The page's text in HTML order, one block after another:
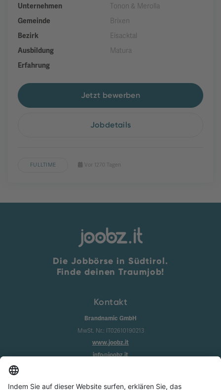
Unternehmen
Tonon & Merolla
Gemeinde
Brixen
Bezirk
Eisacktal
Ausbildung
Matura
Erfahrung
Jetzt bewerben
Jobdetails
FULLTIME Vor 1270 Tagen
Die Jobbörse in Südtirol.
Finde deinen Traumjob!
Kontakt
Brandnamic GmbH
MwSt. Nr.: IT02610190213
www.joobz.it
info@joobz.it